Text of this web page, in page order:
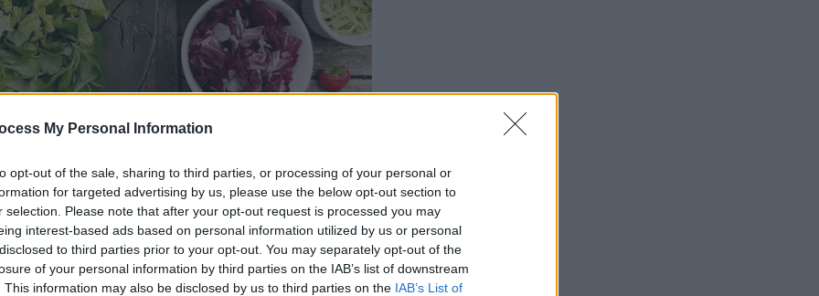
My Personal Information
opt-out of the sale, sharing to third parties, or processing of your personal or
for targeted advertising by us, please use the below opt-out section to
selection. Please note that after your opt-out request is processed you may
interest-based ads based on personal information utilized by us or personal
to third parties prior to your opt-out. You may separately opt-out of the
of your personal information by third parties on the IAB’s list of downstream
This information may also be disclosed by us to third parties on the IAB’s List of
το ΕΘΝΟΣ στη Google